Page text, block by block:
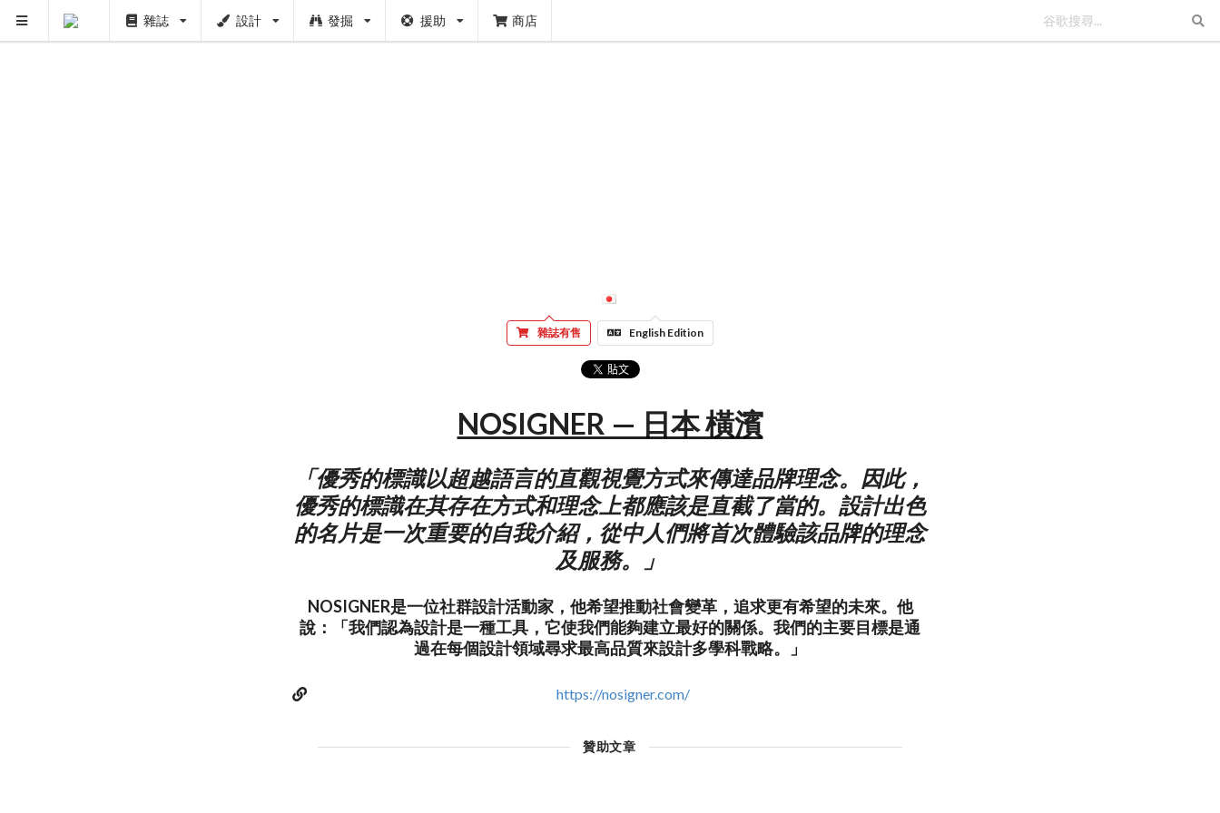
雜誌 設計 發掘 援助 商店
雜誌有售 English Edition
NOSIGNER — 日本 橫濱
「優秀的標識以超越語言的直觀視覺方式來傳達品牌理念。因此，
優秀的標識在其存在方式和理念上都應該是直截了當的。設計出色
的名片是一次重要的自我介紹，從中人們將首次體驗該品牌的理念
及服務。」
NOSIGNER是一位社群設計活動家，他希望推動社會變革，追求更有希望的未來。他
說：「我們認為設計是一種工具，它使我們能夠建立最好的關係。我們的主要目標是通
過在每個設計領域尋求最高品質來設計多學科戰略。」
https://nosigner.com/
贊助文章